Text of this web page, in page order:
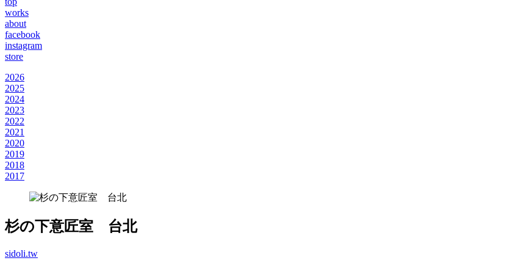
works
about
facebook
instagram
store
2026
2025
2024
2023
2022
2021
2020
2019
2018
2017
杉の下意匠室 台北
sidoli.tw